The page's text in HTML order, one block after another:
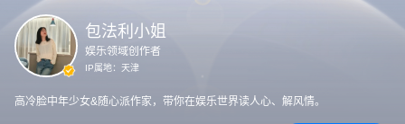
包法利小姐
娱乐领域创作者
IP属地： 天津
高冷脸中年少女&随心派作家，带你在娱乐世界读人心、解风情。